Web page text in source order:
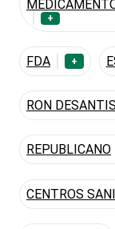
+
FDA +
RON DESANTIS
REPUBLICANO
CENTROS